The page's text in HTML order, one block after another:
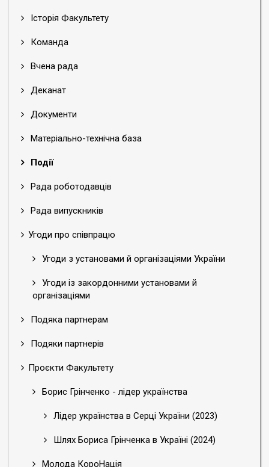
Історія Факультету
Команда
Вчена рада
Деканат
Документи
Матеріально-технічна база
Події
Рада роботодавців
Рада випускників
Угоди про співпрацю
Угоди з установами й організаціями України
Угоди із закордонними установами й
організаціями
Подяка партнерам
Подяки партнерів
Проєкти Факультету
Борис Грінченко - лідер українства
Лідер українства в Серці України (2023)
Шлях Бориса Грінченка в Україні (2024)
Молода КороНація